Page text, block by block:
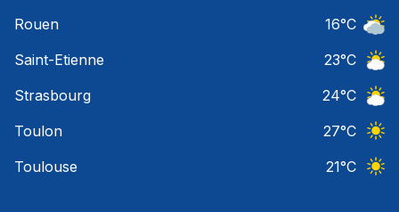
Rouen
16°C
Saint-Etienne
23°C
Strasbourg
24°C
Toulon
27°C
Toulouse
21°C